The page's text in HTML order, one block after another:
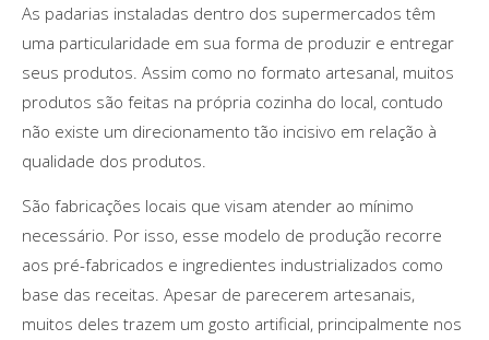
As padarias instaladas dentro dos supermercados têm
uma particularidade em sua forma de produzir e entregar
seus produtos. Assim como no formato artesanal, muitos
produtos são feitas na própria cozinha do local, contudo
não existe um direcionamento tão incisivo em relação à
qualidade dos produtos.
São fabricações locais que visam atender ao mínimo
necessário. Por isso, esse modelo de produção recorre
aos pré-fabricados e ingredientes industrializados como
base das receitas. Apesar de parecerem artesanais,
muitos deles trazem um gosto artificial, principalmente nos